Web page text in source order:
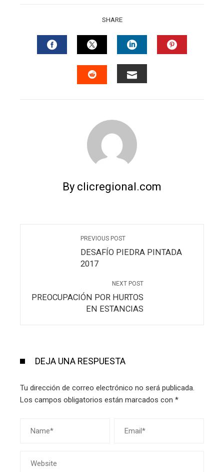
SHARE
FACEBOOKTWITTERLINKEDIN
By clicregional.com
PREVIOUS POST
DESAFÍO PIEDRA PINTADA
2017
NEXT POST
PREOCUPACIÓN POR HURTOS
EN ESTANCIAS
DEJA UNA RESPUESTA
Tu dirección de correo electrónico no será publicada.
Los campos obligatorios están marcados con *